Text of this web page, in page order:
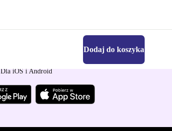
Dodaj do koszyka
Pobierz aplikację refurbed
Dla iOS i Android